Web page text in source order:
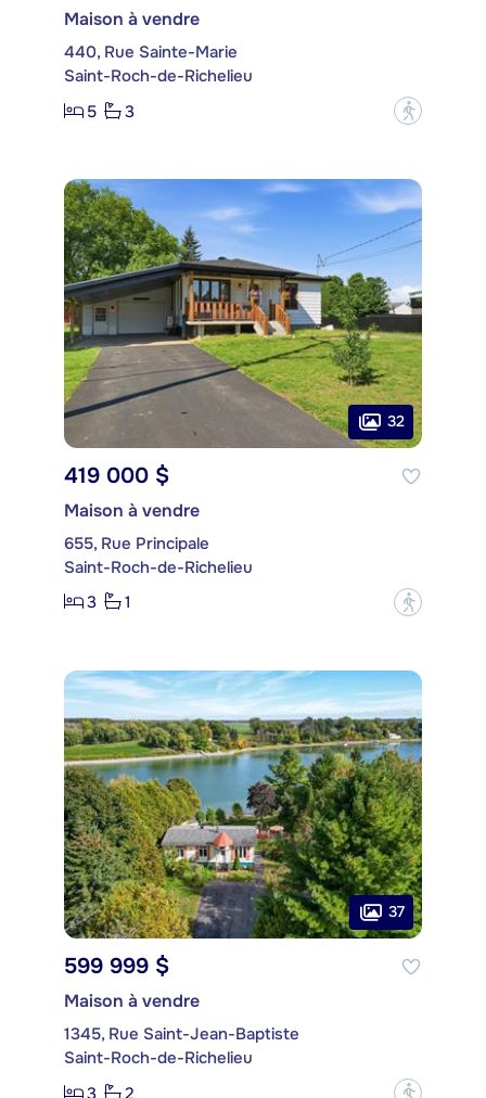
Maison à vendre
440, Rue Sainte-Marie
Saint-Roch-de-Richelieu
5
3 ?
32
419 000 $
Maison à vendre
655, Rue Principale
Saint-Roch-de-Richelieu
3
1 ?
37
599 999 $
Maison à vendre
1345, Rue Saint-Jean-Baptiste
Saint-Roch-de-Richelieu
3
2 ?